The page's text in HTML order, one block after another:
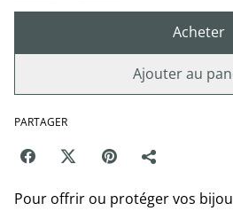
Acheter
Ajouter au
PARTAGER
Pour offrir ou protéger vos